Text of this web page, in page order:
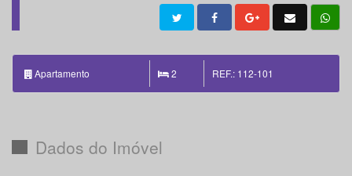
Apartamento 2 REF.: 112-101
Dados do Imóvel